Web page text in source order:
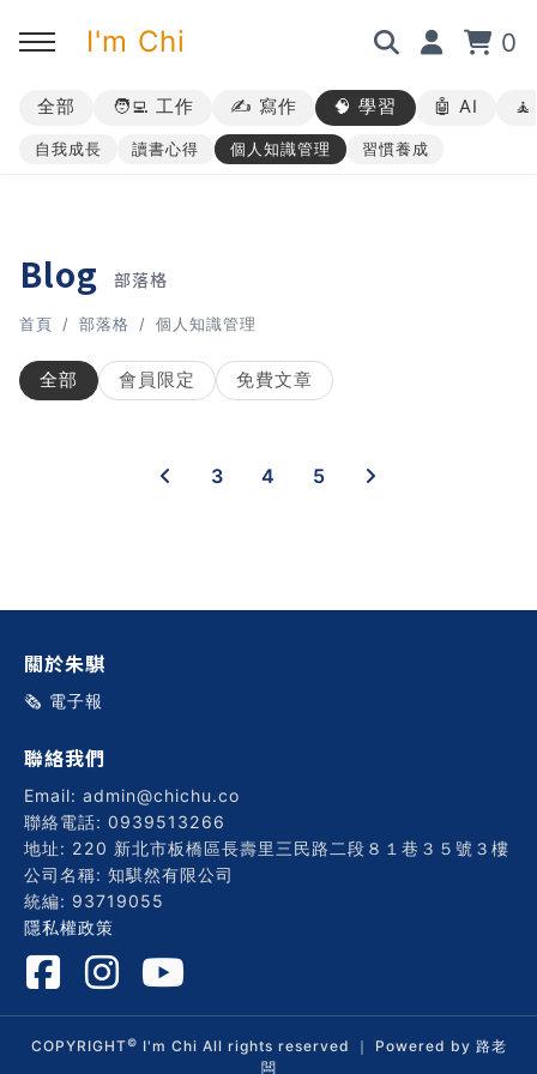
I'm Chi 0
回主選單
➡︎ 所有內容
回主選單
➡︎ 業配合作
回主選單
➡︎ 講座活動
回主選單
AI 職場應用｜ChatGPT 職場
應用入門
職場工作復盤術
職場思維與工作術｜卡片盒筆
記法
職場思維與工作術｜圖解問題
分析與解決 x AI 視覺化實戰
全部 🧑‍💻 工作 ✍️ 寫作 🧠 學習 🤖 AI
自我成長 讀書心得 個人知識管理 習慣養成
Blog 部落格
首頁 部落格 個人知識管理
全部 會員限定 免費文章
3 4 5
關於朱騏
🗞️ 電子報
聯絡我們
Email: admin@chichu.co
聯絡電話: 0939513266
地址: 220 新北市板橋區長壽里三民路二段８１巷３５號３樓
公司名稱: 知騏然有限公司
統編: 93719055
隱私權政策
COPYRIGHT© I'm Chi All rights reserved ｜ Powered by 路老
闆